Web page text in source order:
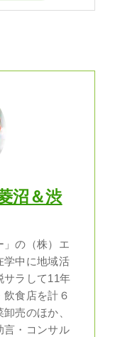
沼＆渋
」の（株）エ
学中に地域活
サラして11年
食店を計６
売のほか、
言・コンサル